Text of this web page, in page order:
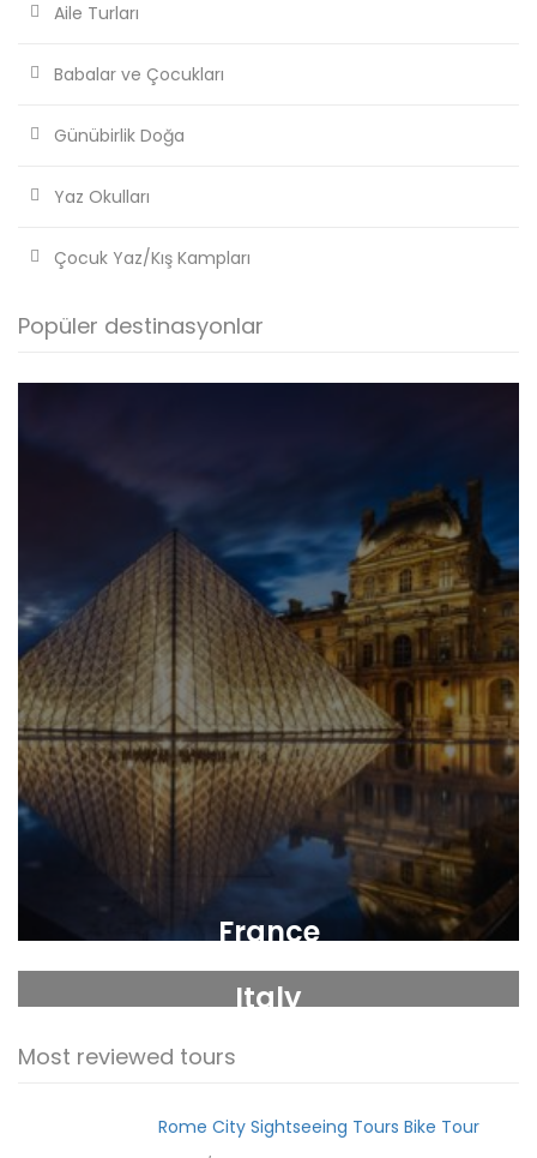
Aile Turları
Babalar ve Çocukları
Günübirlik Doğa
Yaz Okulları
Çocuk Yaz/Kış Kampları
Popüler destinasyonlar
France
Italy
Most reviewed tours
Rome City Sightseeing Tours Bike Tour